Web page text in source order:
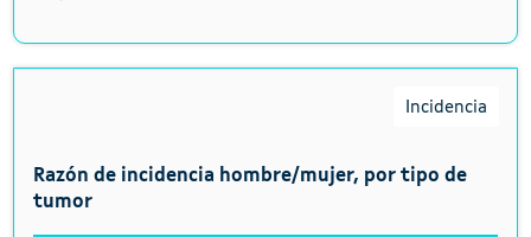
Incidencia
Razón de incidencia hombre/mujer, por tipo de
tumor